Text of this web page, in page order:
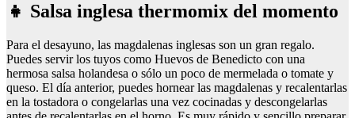
👧 Salsa inglesa thermomix del momento
Para el desayuno, las magdalenas inglesas son un gran regalo.
Puedes servir los tuyos como Huevos de Benedicto con una
hermosa salsa holandesa o sólo un poco de mermelada o tomate y
queso. El día anterior, puedes hornear las magdalenas y recalentarlas
en la tostadora o congelarlas una vez cocinadas y descongelarlas